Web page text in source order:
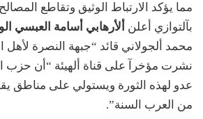
مما يؤكد الارتباط الوثيق وتقاطع
بآلتوازي أعلن ألأرهابي أسامة العبسي
محمد ألجولاني قائد “جبهة النصرة لأهل
نشرت مؤخرآ على قناة ألهيئة “أن حزب
عدو لهذه الثورة ويستولي على مناطق
من العرب السنة”.